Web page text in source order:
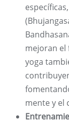
mejoran el
yoga
mente y el